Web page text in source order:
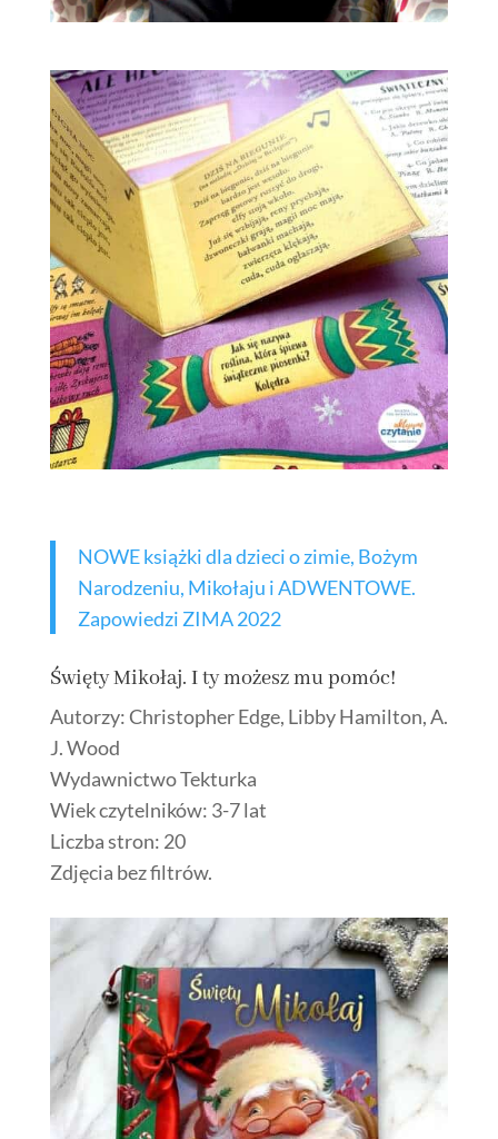
NOWE książki dla dzieci o zimie, Bożym
Narodzeniu, Mikołaju i ADWENTOWE.
Zapowiedzi ZIMA 2022
Święty Mikołaj. I ty możesz mu pomóc!
Autorzy: Christopher Edge, Libby Hamilton, A.
J. Wood
Wydawnictwo Tekturka
Wiek czytelników: 3-7 lat
Liczba stron: 20
Zdjęcia bez filtrów.